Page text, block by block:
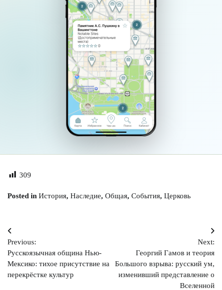
309
Posted in История, Наследие, Общая, События, Церковь
Навигация
по
записям
Previous:
Русскоязычная община Нью-
Мексико: тихое присутствие на
перекрёстке культур
Next:
Георгий Гамов и теория
Большого взрыва: русский ум,
изменивший представление о
Вселенной